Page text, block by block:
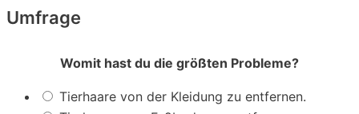
Umfrage
Womit hast du die größten Probleme?
Tierhaare von der Kleidung zu entfernen.